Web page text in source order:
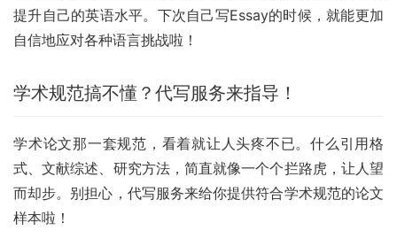
提升自己的英语水平。下次自己写Essay的时候，就能更加
自信地应对各种语言挑战啦！
学术规范搞不懂？代写服务来指导！
学术论文那一套规范，看着就让人头疼不已。什么引用格
式、文献综述、研究方法，简直就像一个个拦路虎，让人望
而却步。别担心，代写服务来给你提供符合学术规范的论文
样本啦！